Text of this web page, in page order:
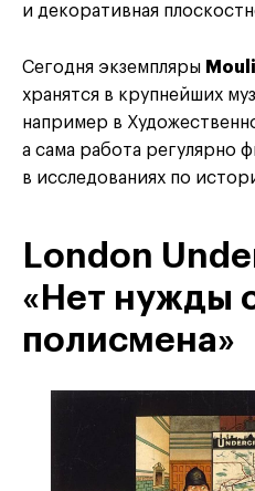
и декоративная
Сегодня экземпляры
хранятся в крупнейших
например в
а сама работа регулярно
в исследованиях по
London
«Нет нужды
полисмена»